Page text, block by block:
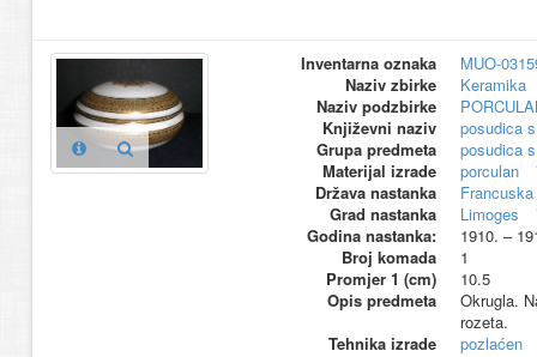
Inventarna oznaka
MUO-
Naziv zbirke
Keramika
Naziv podzbirke
Književni naziv
posudica
Grupa predmeta
posudica
Materijal izrade
porculan
Država nastanka
Francuska
Grad nastanka
Limoges
Godina nastanka:
1910. –
Broj komada
1
Promjer 1 (cm)
10.5
Opis predmeta
Okrugla.
rozeta.
Tehnika izrade
pozlaćen